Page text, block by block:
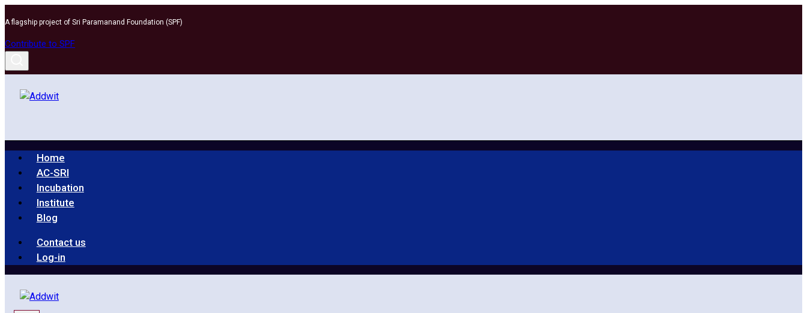
to
content
A flagship project of Sri Paramanand Foundation (SPF)
Contribute to SPF
Home
AC-SRI
Incubation
Institute
Blog
Contact us
Log-in